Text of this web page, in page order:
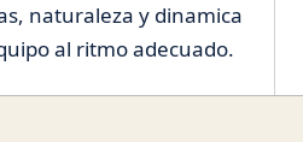
naturaleza y dinamica
al ritmo adecuado.